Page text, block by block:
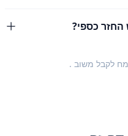
כספי?
לקבל משוב .